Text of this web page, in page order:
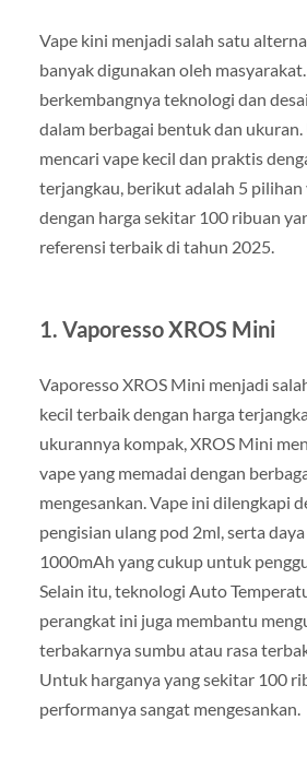
Vape kini menjadi salah satu
banyak digunakan oleh
berkembangnya teknologi dan
dalam berbagai bentuk dan
mencari vape kecil dan praktis
terjangkau, berikut adalah 5 pilihan
dengan harga sekitar 100 ribuan
referensi terbaik di tahun 2025.
1. Vaporesso XROS Mini
Vaporesso XROS Mini menjadi
kecil terbaik dengan harga
ukurannya kompak, XROS Mini
vape yang memadai dengan
mengesankan. Vape ini dilengkapi
pengisian ulang pod 2ml, serta
1000mAh yang cukup untuk
Selain itu, teknologi Auto
perangkat ini juga membantu
terbakarnya sumbu atau rasa
Untuk harganya yang sekitar 100
performanya sangat mengesankan.